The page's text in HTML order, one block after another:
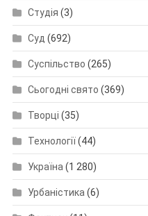
Студія (3)
Суд (692)
Суспільство (265)
Сьогодні свято (369)
Творці (35)
Технології(44)
Україна(1 280)
Урбаністика(6)